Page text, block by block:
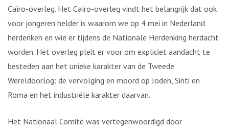
Caïro-overleg. Het Caïro-overleg vindt het belangrijk dat ook
voor jongeren helder is waarom we op 4 mei in Nederland
herdenken en wie er tijdens de Nationale Herdenking herdacht
worden. Het overleg pleit er voor om expliciet aandacht te
besteden aan het unieke karakter van de Tweede
Wereldoorlog: de vervolging en moord op Joden, Sinti en
Roma en het industriële karakter daarvan.
Het Nationaal Comité was vertegenwoordigd door